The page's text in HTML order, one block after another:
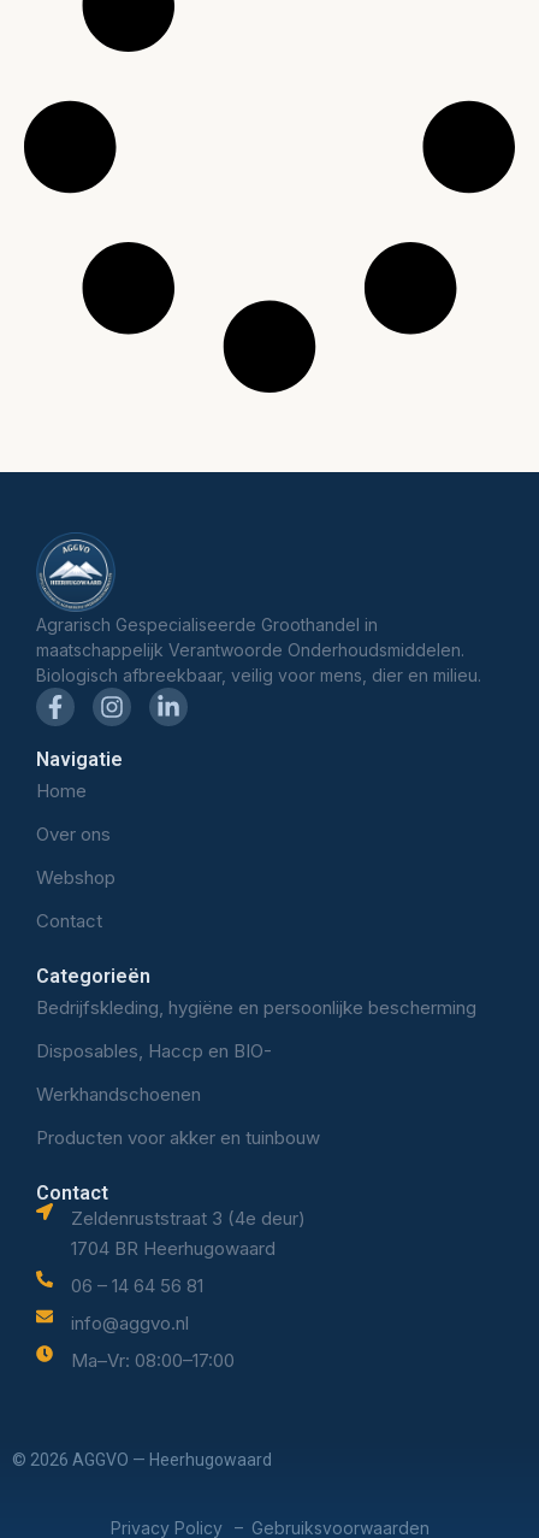
Agrarisch Gespecialiseerde Groothandel in
maatschappelijk Verantwoorde Onderhoudsmiddelen.
Biologisch afbreekbaar, veilig voor mens, dier en milieu.
Navigatie
Home
Over ons
Webshop
Contact
Categorieën
Bedrijfskleding, hygiëne en persoonlijke bescherming
Disposables, Haccp en BIO-
Werkhandschoenen
Producten voor akker en tuinbouw
Contact
Zeldenruststraat 3 (4e deur)
1704 BR Heerhugowaard
06 – 14 64 56 81
info@aggvo.nl
Ma–Vr: 08:00–17:00
© 2026 AGGVO — Heerhugowaard
Privacy Policy– Gebruiksvoorwaarden